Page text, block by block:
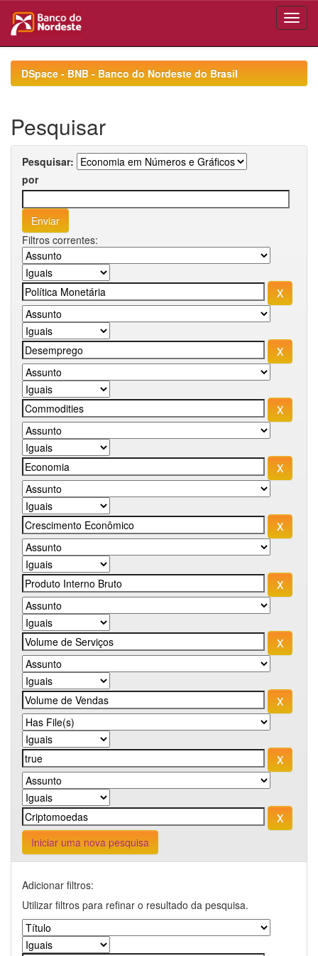
navigationDSpace - BNB - Banco do Nordeste do Brasil
Pesquisar
Pesquisar:
por
Filtros correntes:
Iniciar uma nova pesquisa
Adicionar filtros:
Utilizar filtros para refinar o resultado da pesquisa.